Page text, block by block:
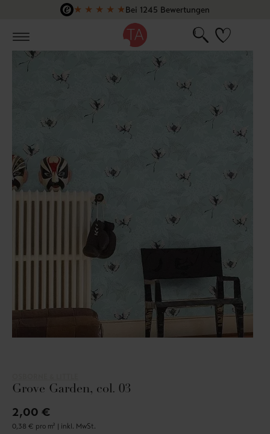
Zum Hauptinhalt springen
★ ★ ★ ★ ★Bei 1245 Bewertungen
Grove Garden, col. 03
2,00 €
0,38 € pro m² | inkl. MwSt.